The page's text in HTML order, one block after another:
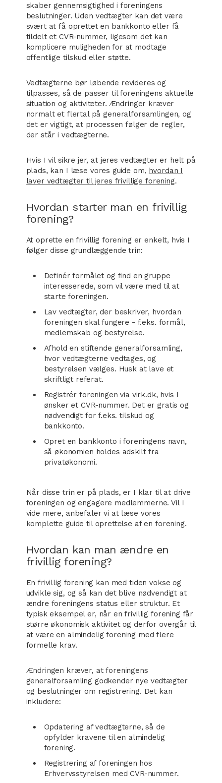
skaber gennemsigtighed i foreningens
beslutninger. Uden vedtægter kan det være
svært at få oprettet en bankkonto eller få
tildelt et CVR-nummer, ligesom det kan
komplicere muligheden for at modtage
offentlige tilskud eller støtte.
Vedtægterne bør løbende revideres og
tilpasses, så de passer til foreningens aktuelle
situation og aktiviteter. Ændringer kræver
normalt et flertal på generalforsamlingen, og
det er vigtigt, at processen følger de regler,
der står i vedtægterne.
Hvis I vil sikre jer, at jeres vedtægter er helt på
plads, kan I læse vores guide om, hvordan I
laver vedtægter til jeres frivillige forening.
Hvordan starter man en frivillig
forening?
At oprette en frivillig forening er enkelt, hvis I
følger disse grundlæggende trin:
Definér formålet og find en gruppe
interesserede, som vil være med til at
starte foreningen.
Lav vedtægter, der beskriver, hvordan
foreningen skal fungere - f.eks. formål,
medlemskab og bestyrelse.
Afhold en stiftende generalforsamling,
hvor vedtægterne vedtages, og
bestyrelsen vælges. Husk at lave et
skriftligt referat.
Registrér foreningen via virk.dk, hvis I
ønsker et CVR-nummer. Det er gratis og
nødvendigt for f.eks. tilskud og
bankkonto.
Opret en bankkonto i foreningens navn,
så økonomien holdes adskilt fra
privatøkonomi.
Når disse trin er på plads, er I klar til at drive
foreningen og engagere medlemmerne. Vil I
vide mere, anbefaler vi at læse vores
komplette guide til oprettelse af en forening.
Hvordan kan man ændre en
frivillig forening?
En frivillig forening kan med tiden vokse og
udvikle sig, og så kan det blive nødvendigt at
ændre foreningens status eller struktur. Et
typisk eksempel er, når en frivillig forening får
større økonomisk aktivitet og derfor overgår til
at være en almindelig forening med flere
formelle krav.
Ændringen kræver, at foreningens
generalforsamling godkender nye vedtægter
og beslutninger om registrering. Det kan
inkludere:
Opdatering af vedtægterne, så de
opfylder kravene til en almindelig
forening.
Registrering af foreningen hos
Erhvervsstyrelsen med CVR-nummer.